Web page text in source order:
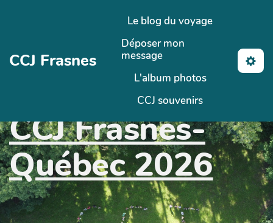
Aller au contenu principal
CCJ Frasnes
Le blog du voyage
Déposer mon
message
L'album photos
CCJ souvenirs
CCJ Frasnes-
Québec 2026